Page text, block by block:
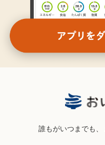
誰もがいつまでも、